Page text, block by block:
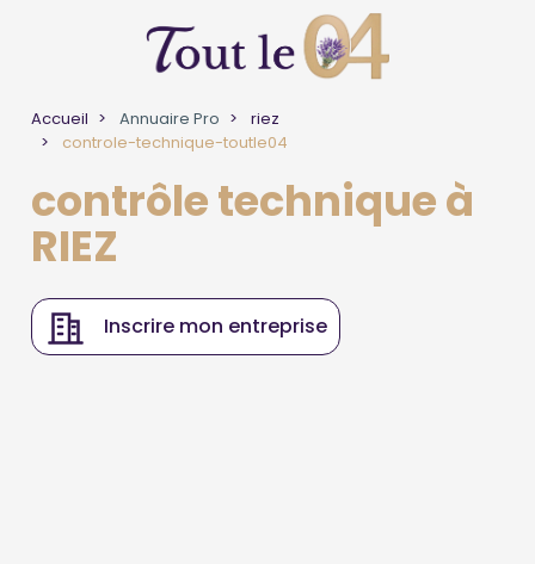
Accueil Annuaire Pro
riez
controle-technique-toutle04
contrôle technique à
RIEZ
Inscrire mon entreprise